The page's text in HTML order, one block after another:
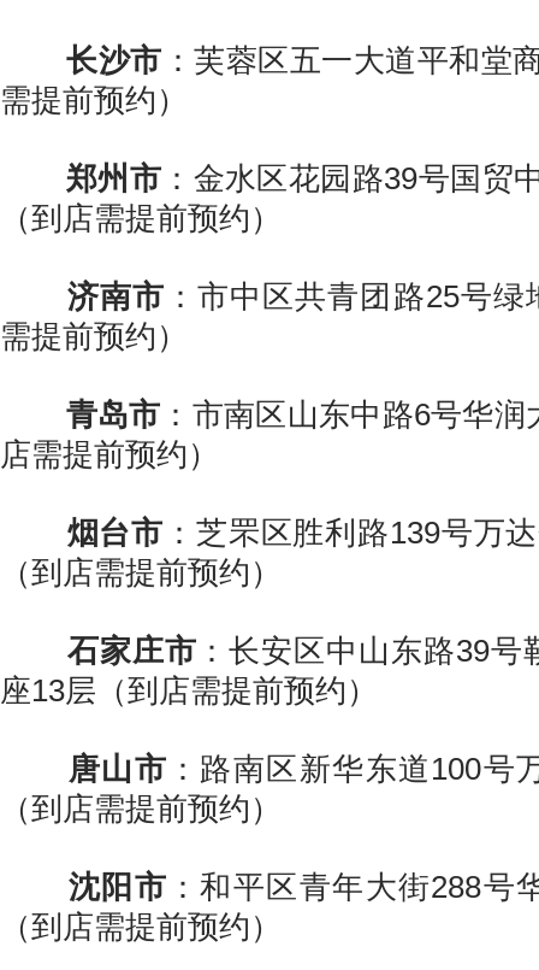
长沙市 ：芙蓉区五一大道平和堂
需提前预约）
郑州市 ：金水区花园路39号国贸
（到店需提前预约）
济南市 ：市中区共青团路25号
需提前预约）
青岛市 ：市南区山东中路6号华
店需提前预约）
烟台市 ：芝罘区胜利路139号万
（到店需提前预约）
石家庄市 ：长安区中山东路39
座13层（到店需提前预约）
唐山市 ：路南区新华东道100号
（到店需提前预约）
沈阳市 ：和平区青年大街288号
（到店需提前预约）